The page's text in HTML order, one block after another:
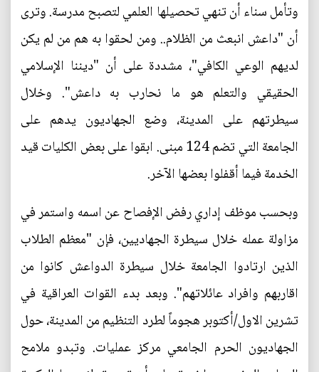
وتأمل سناء أن تنهي تحصيلها العلمي لتصبح مدرسة. وترى
أن "داعش انبعث من الظلام.. ومن لحقوا به هم من لم يكن
لديهم الوعي الكافي"، مشددة على أن "ديننا الإسلامي
الحقيقي والتعلم هو ما نحارب به داعش". وخلال
سيطرتهم على المدينة، وضع الجهاديون يدهم على
الجامعة التي تضم 124 مبنى. ابقوا على بعض الكليات قيد
الخدمة فيما أقفلوا بعضها الآخر.
وبحسب موظف إداري رفض الإفصاح عن اسمه واستمر في
مزاولة عمله خلال سيطرة الجهاديين، فإن "معظم الطلاب
الذين ارتادوا الجامعة خلال سيطرة الدواعش كانوا من
اقاربهم وافراد عائلاتهم". وبعد بدء القوات العراقية في
تشرين الاول/أكتوبر هجوماً لطرد التنظيم من المدينة، حول
الجهاديون الحرم الجامعي مركز عمليات. وتبدو ملامح